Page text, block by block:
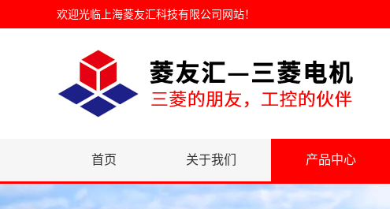
欢迎光临 上海菱友汇科技有限公司网站！
首页 关于我们 产品中心